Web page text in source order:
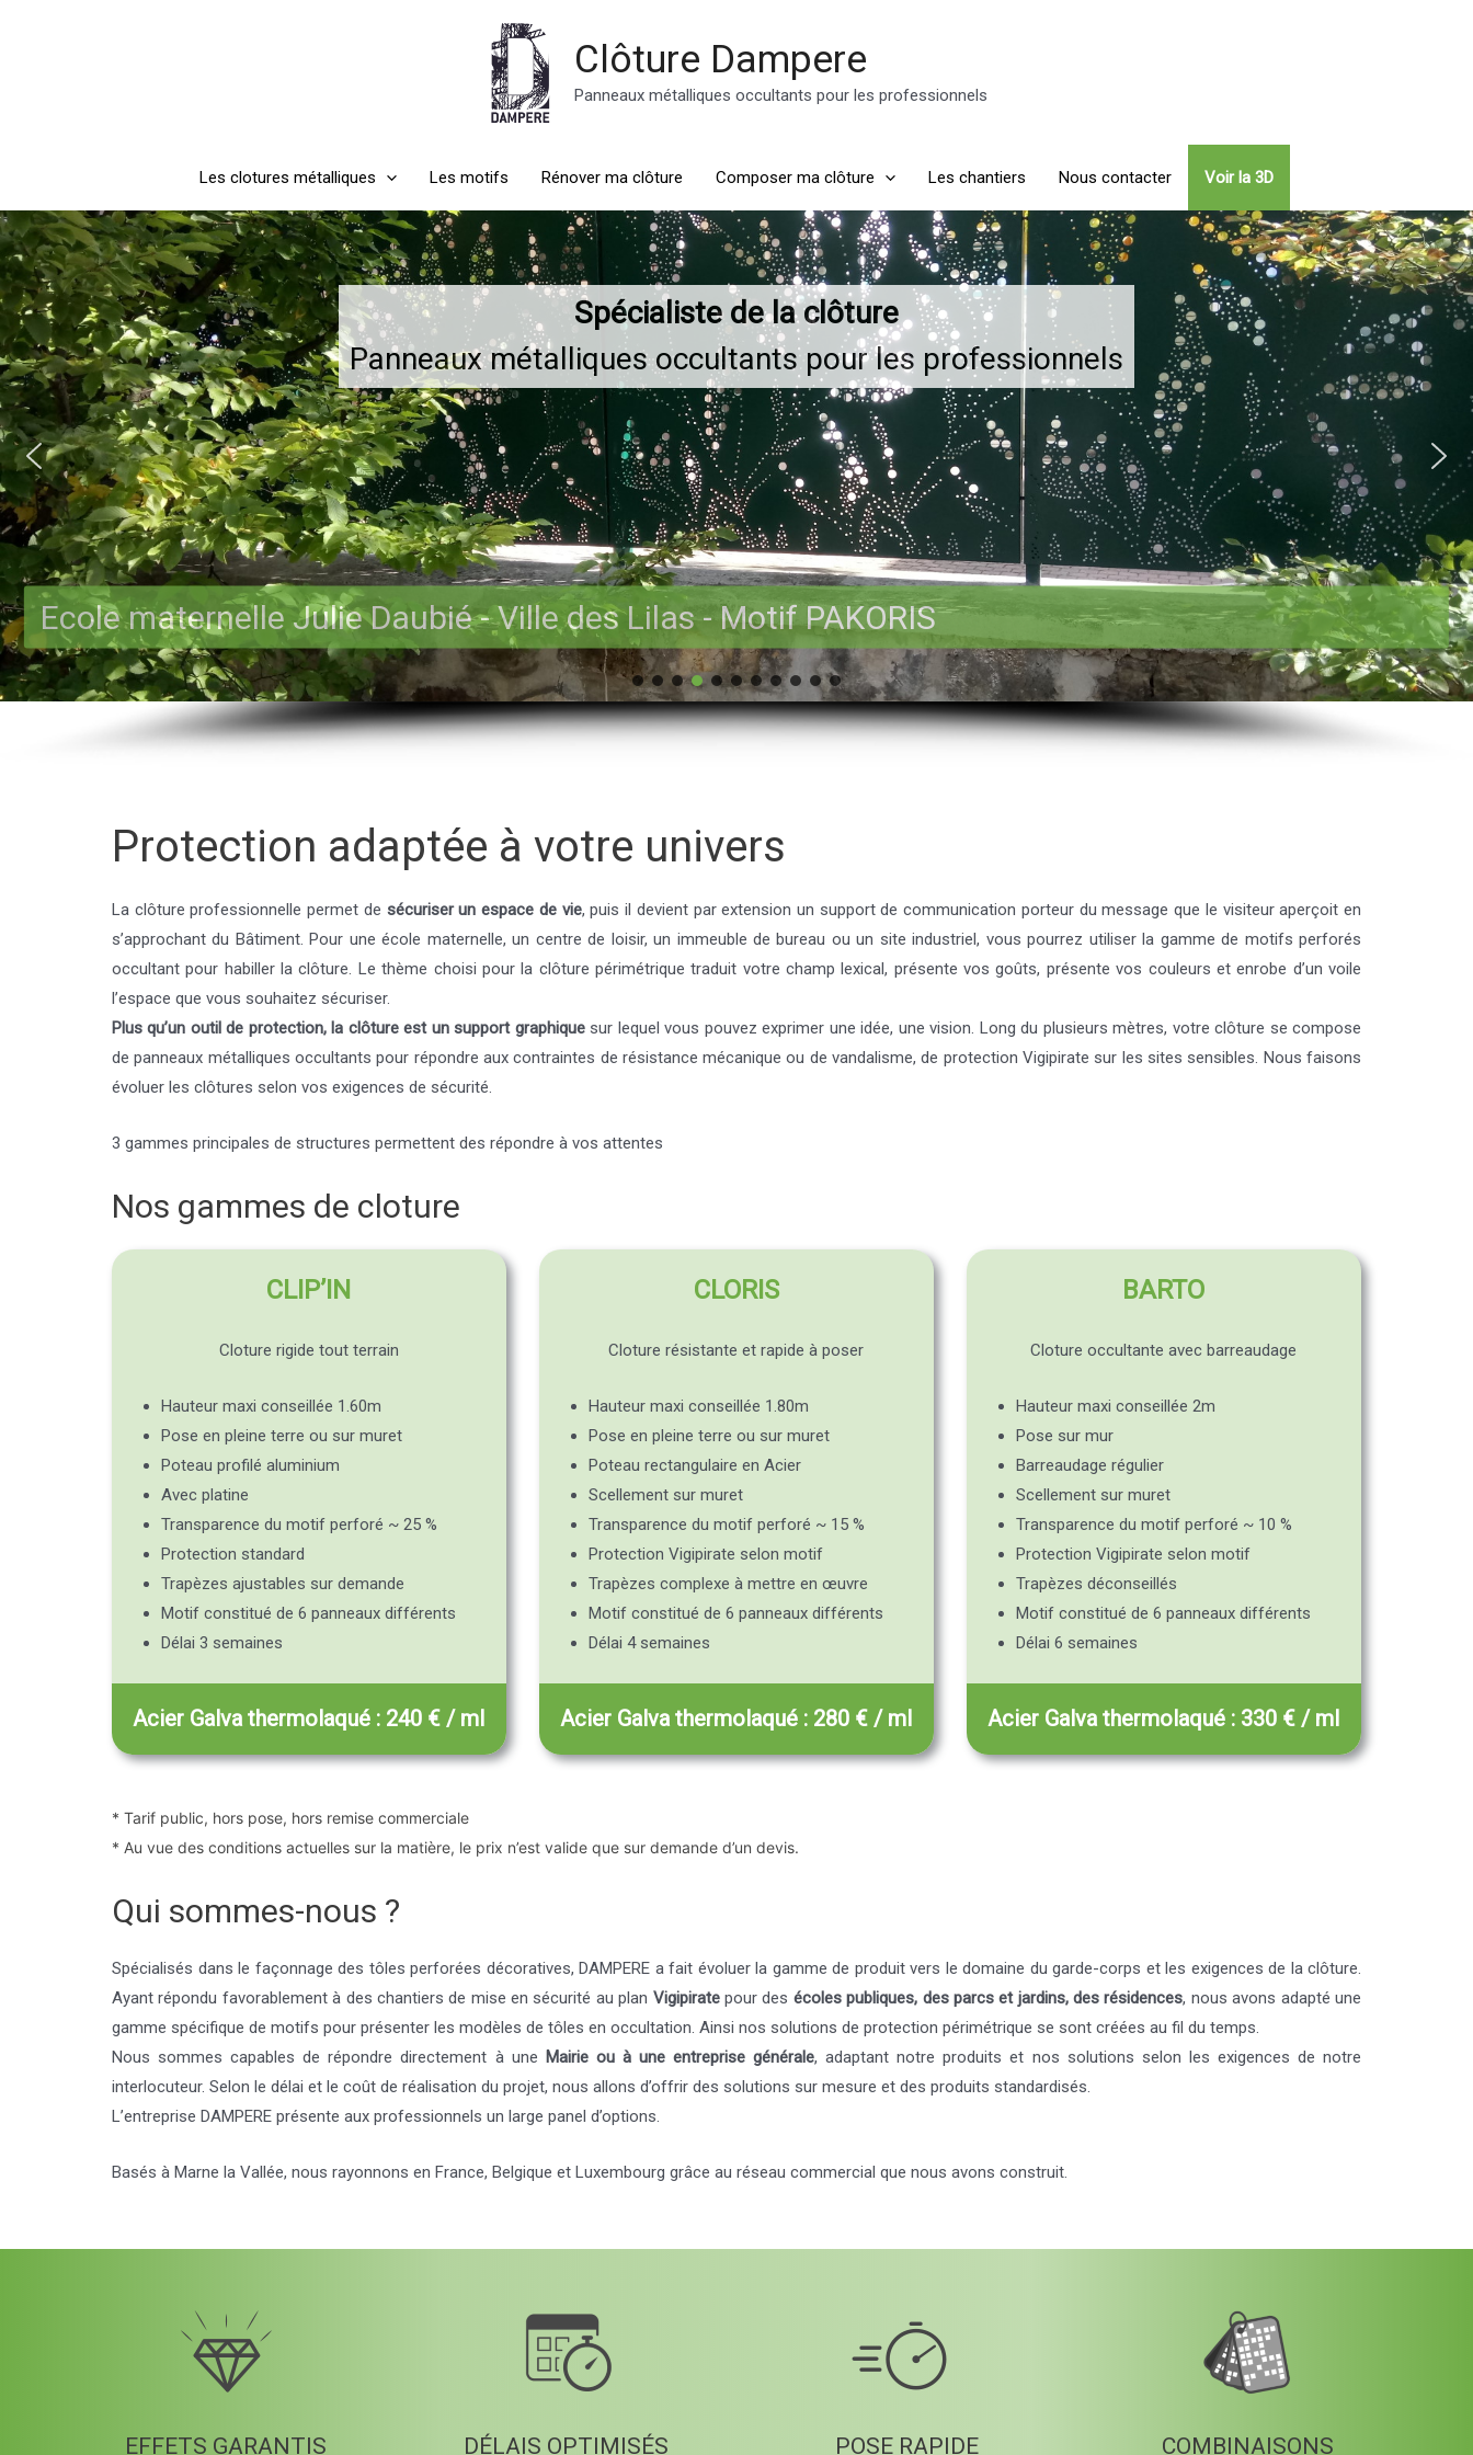
Clôture Dampere
Panneaux métalliques occultants pour les professionnels
Les clotures métalliques Les motifs Rénover ma clôture Composer ma clôture Les chantiers Nous contacter Voir la 3D
Spécialiste de la clôture
Panneaux métalliques occultants pour les professionnels
Ecole maternelle Julie Daubié - Ville des Lilas - Motif PAKORIS
Protection adaptée à votre univers
La clôture professionnelle permet de sécuriser un espace de vie, puis il devient par extension un support de communication porteur du message que le visiteur aperçoit en
s’approchant du Bâtiment. Pour une école maternelle, un centre de loisir, un immeuble de bureau ou un site industriel, vous pourrez utiliser la gamme de motifs perforés
occultant pour habiller la clôture. Le thème choisi pour la clôture périmétrique traduit votre champ lexical, présente vos goûts, présente vos couleurs et enrobe d’un voile
l’espace que vous souhaitez sécuriser.
Plus qu’un outil de protection, la clôture est un support graphiquesur lequel vous pouvez exprimer une idée, une vision. Long du plusieurs mètres, votre clôture se compose
de panneaux métalliques occultants pour répondre aux contraintes de résistance mécanique ou de vandalisme, de protection Vigipirate sur les sites sensibles. Nous faisons
évoluer les clôtures selon vos exigences de sécurité.
3 gammes principales de structures permettent des répondre à vos attentes
Nos gammes de cloture
CLIP’IN
Cloture rigide tout terrain
Hauteur maxi conseillée 1.60m
Pose en pleine terre ou sur muret
Poteau profilé aluminium
Avec platine
Transparence du motif perforé ~ 25 %
Protection standard
Trapèzes ajustables sur demande
Motif constitué de 6 panneaux différents
Délai 3 semaines
Acier Galva thermolaqué : 240 € / ml
CLORIS
Cloture résistante et rapide à poser
Hauteur maxi conseillée 1.80m
Pose en pleine terre ou sur muret
Poteau rectangulaire en Acier
Scellement sur muret
Transparence du motif perforé ~ 15 %
Protection Vigipirate selon motif
Trapèzes complexe à mettre en œuvre
Motif constitué de 6 panneaux différents
Délai 4 semaines
Acier Galva thermolaqué : 280 € / ml
BARTO
Cloture occultante avec barreaudage
Hauteur maxi conseillée 2m
Pose sur mur
Barreaudage régulier
Scellement sur muret
Transparence du motif perforé ~ 10 %
Protection Vigipirate selon motif
Trapèzes déconseillés
Motif constitué de 6 panneaux différents
Délai 6 semaines
Acier Galva thermolaqué : 330 € / ml
* Tarif public, hors pose, hors remise commerciale
* Au vue des conditions actuelles sur la matière, le prix n’est valide que sur demande d’un devis.
Qui sommes-nous ?
Spécialisés dans le façonnage des tôles perforées décoratives, DAMPERE a fait évoluer la gamme de produit vers le domaine du garde-corps et les exigences de la clôture.
Ayant répondu favorablement à des chantiers de mise en sécurité au plan Vigipiratepour des écoles publiques, des parcs et jardins, des résidences, nous avons adapté une
gamme spécifique de motifs pour présenter les modèles de tôles en occultation. Ainsi nos solutions de protection périmétrique se sont créées au fil du temps.
Nous sommes capables de répondre directement à une Mairie ou à une entreprise générale, adaptant notre produits et nos solutions selon les exigences de notre
interlocuteur. Selon le délai et le coût de réalisation du projet, nous allons d’offrir des solutions sur mesure et des produits standardisés.
L’entreprise DAMPERE présente aux professionnels un large panel d’options.
Basés à Marne la Vallée, nous rayonnons en France, Belgique et Luxembourg grâce au réseau commercial que nous avons construit.
EFFETS GARANTIS DÉLAIS OPTIMISÉS POSE RAPIDE COMBINAISONS